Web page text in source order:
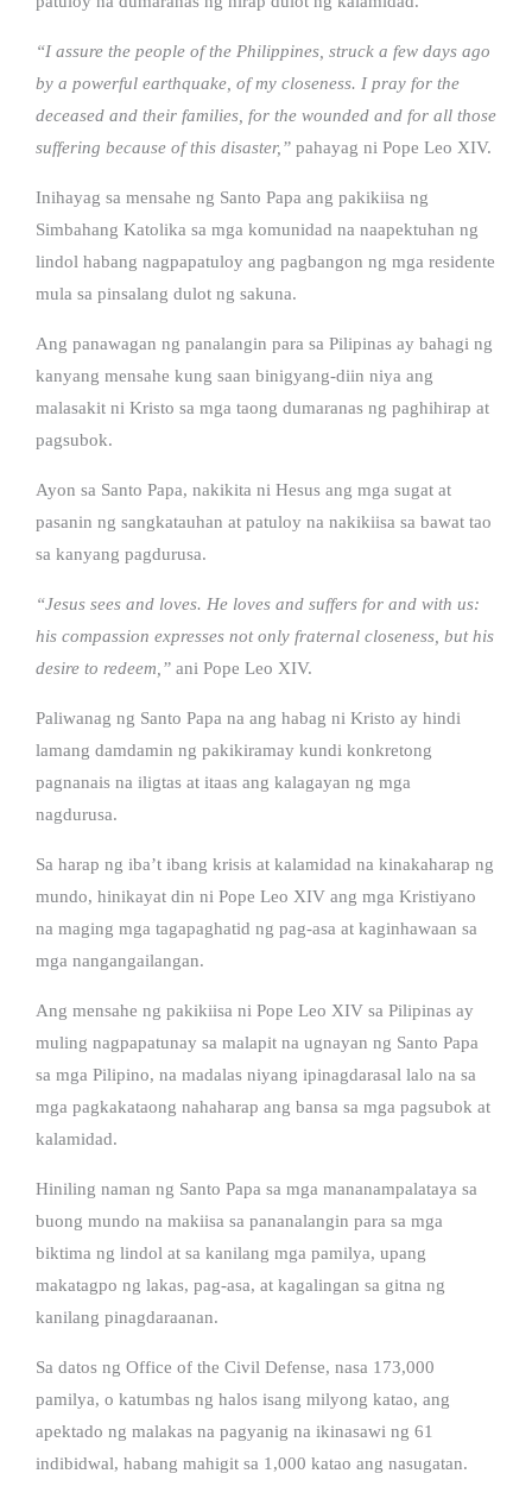
“I assure the people of the Philippines, struck a few days ago
by a powerful earthquake, of my closeness. I pray for the
deceased and their families, for the wounded and for all those
suffering because of this disaster,” pahayag ni Pope Leo XIV.
Inihayag sa mensahe ng Santo Papa ang pakikiisa ng
Simbahang Katolika sa mga komunidad na naapektuhan ng
lindol habang nagpapatuloy ang pagbangon ng mga residente
mula sa pinsalang dulot ng sakuna.
Ang panawagan ng panalangin para sa Pilipinas ay bahagi ng
kanyang mensahe kung saan binigyang-diin niya ang
malasakit ni Kristo sa mga taong dumaranas ng paghihirap at
pagsubok.
Ayon sa Santo Papa, nakikita ni Hesus ang mga sugat at
pasanin ng sangkatauhan at patuloy na nakikiisa sa bawat tao
sa kanyang pagdurusa.
“Jesus sees and loves. He loves and suffers for and with us:
his compassion expresses not only fraternal closeness, but his
desire to redeem,” ani Pope Leo XIV.
Paliwanag ng Santo Papa na ang habag ni Kristo ay hindi
lamang damdamin ng pakikiramay kundi konkretong
pagnanais na iligtas at itaas ang kalagayan ng mga
nagdurusa.
Sa harap ng iba’t ibang krisis at kalamidad na kinakaharap ng
mundo, hinikayat din ni Pope Leo XIV ang mga Kristiyano
na maging mga tagapaghatid ng pag-asa at kaginhawaan sa
mga nangangailangan.
Ang mensahe ng pakikiisa ni Pope Leo XIV sa Pilipinas ay
muling nagpapatunay sa malapit na ugnayan ng Santo Papa
sa mga Pilipino, na madalas niyang ipinagdarasal lalo na sa
mga pagkakataong nahaharap ang bansa sa mga pagsubok at
kalamidad.
Hiniling naman ng Santo Papa sa mga mananampalataya sa
buong mundo na makiisa sa pananalangin para sa mga
biktima ng lindol at sa kanilang mga pamilya, upang
makatagpo ng lakas, pag-asa, at kagalingan sa gitna ng
kanilang pinagdaraanan.
Sa datos ng Office of the Civil Defense, nasa 173,000
pamilya, o katumbas ng halos isang milyong katao, ang
apektado ng malakas na pagyanig na ikinasawi ng 61
indibidwal, habang mahigit sa 1,000 katao ang nasugatan.